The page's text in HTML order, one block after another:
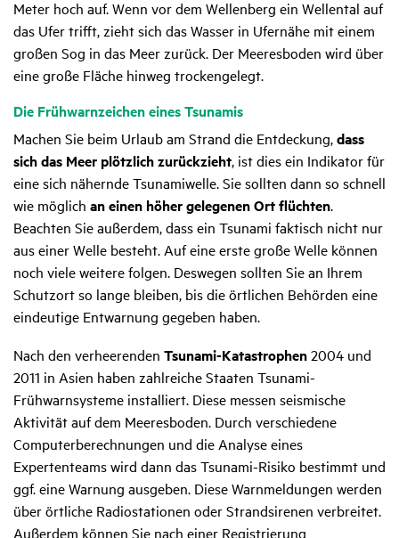
Meter hoch auf. Wenn vor dem Wellenberg ein Wellental auf
das Ufer trifft, zieht sich das Wasser in Ufernähe mit einem
großen Sog in das Meer zurück. Der Meeresboden wird über
eine große Fläche hinweg trockengelegt.
Die Früh­warn­zei­chen eines Tsunamis
Machen Sie beim Urlaub am Strand die Entdeckung,dass
sich das Meer plötzlich zurückzieht, ist dies ein Indikator für
eine sich nähernde Tsunamiwelle. Sie sollten dann so schnell
wie möglich an einen höher gelegenen Ort flüchten.
Beachten Sie außerdem, dass ein Tsunami faktisch nicht nur
aus einer Welle besteht. Auf eine erste große Welle können
noch viele weitere folgen. Deswegen sollten Sie an Ihrem
Schutzort so lange bleiben, bis die örtlichen Behörden eine
eindeutige Entwarnung gegeben haben.
Nach den verheerenden Tsunami-Katastrophen2004 und
2011 in Asien haben zahlreiche Staaten Tsunami-
Frühwarnsysteme installiert. Diese messen seismische
Aktivität auf dem Meeresboden. Durch verschiedene
Computerberechnungen und die Analyse eines
Expertenteams wird dann das Tsunami-Risiko bestimmt und
ggf. eine Warnung ausgeben. Diese Warnmeldungen werden
über örtliche Radiostationen oder Strandsirenen verbreitet.
Außerdem können Sie nach einer Registrierung